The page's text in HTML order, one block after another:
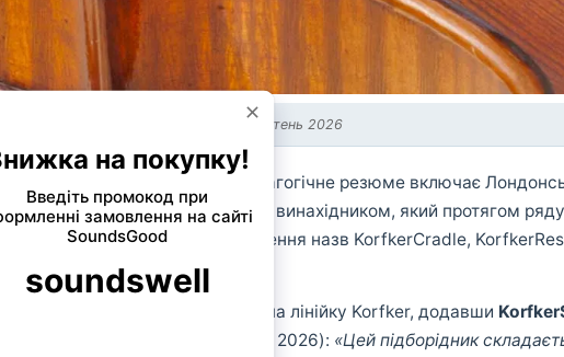
Pirastro / Strings Magazine, берез./квітень 2026
концертний скрипаль, чиє педагогічне резюме включає
Єгуді Менухіна. Він також є винахідником, який протягом ряду
замислювались про походження назв KorfkerCradle,
тієї самої співпраці.
Pirastro розширила лінійку Korfker, додавши
Magazine (березень/квітень 2026): «Цей підборідник